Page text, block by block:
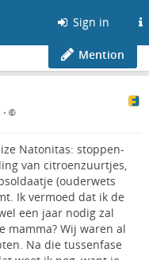
Sign in
Mention
•
Natonitas: stoppen-
van citroenzuurtjes,
(ouderwets
Ik vermoed dat ik de
een jaar nodig zal
mamma? Wij waren al
Na die tussenfase